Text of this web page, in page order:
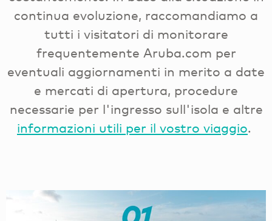
continua evoluzione, raccomandiamo a
tutti i visitatori di monitorare
frequentemente Aruba.com per
eventuali aggiornamenti in merito a date
e mercati di apertura, procedure
necessarie per l'ingresso sull'isola e altre
informazioni utili per il vostro viaggio.